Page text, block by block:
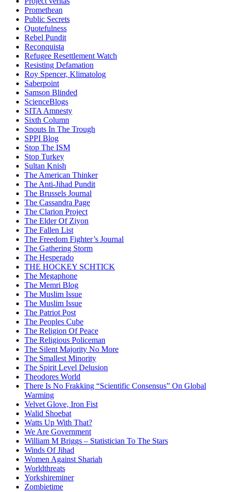
Promethean
Public Secrets
Quotefulness
Rebel Pundit
Reconquista
Refugee Resettlement Watch
Resisting Defamation
Roy Spencer, Klimatolog
Saberpoint
Samson Blinded
ScienceBlogs
SITA Amnesty
Sixth Column
Snouts In The Trough
SPPI Blog
Stop The ISM
Stop Turkey
Sultan Knish
The American Thinker
The Anti-Jihad Pundit
The Brussels Journal
The Cassandra Page
The Clarion Project
The Elder Of Ziyon
The Fallen List
The Freedom Fighter’s Journal
The Gathering Storm
The Hesperado
THE HOCKEY SCHTICK
The Megaphone
The Memri Blog
The Muslim Issue
The Muslim Issue
The Patriot Post
The Peoples Cube
The Religion Of Peace
The Religious Policeman
The Silent Majority No More
The Smallest Minority
The Spirit Level Delusion
Theodores World
There Is No Frakking “Scientific Consensus” On Global
Warming
Velvet Glove, Iron Fist
Walid Shoebat
Watts Up With That?
We Are Government
William M Briggs – Statistician To The Stars
Winds Of Jihad
Women Against Shariah
Worldthreats
Yorkshireminer
Zombietime